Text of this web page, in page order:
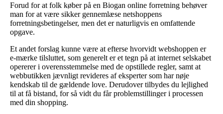
Forud for at folk køber på en Biogan online forretning behøver
man for at være sikker gennemlæse netshoppens
forretningsbetingelser, men det er naturligvis en omfattende
opgave.
Et andet forslag kunne være at efterse hvorvidt webshoppen er
e-mærke tilsluttet, som generelt er et tegn på at internet selskabet
opererer i overensstemmelse med de opstillede regler, samt at
webbutikken jævnligt revideres af eksperter som har nøje
kendskab til de gældende love. Derudover tilbydes du lejlighed
til at få bistand, for så vidt du får problemstillinger i processen
med din shopping.